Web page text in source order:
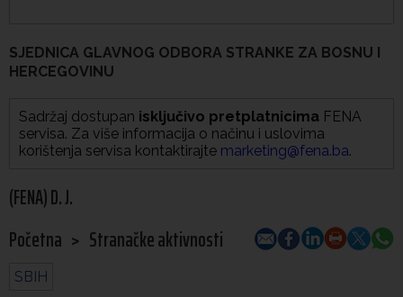
SJEDNICA GLAVNOG ODBORA STRANKE ZA BOSNU I
HERCEGOVINU
Sadržaj dostupan isključivo pretplatnicima FENA
servisa. Za više informacija o načinu i uslovima
korištenja servisa kontaktirajte marketing@fena.ba.
(FENA) D. J.
Početna > Stranačke aktivnosti
SBIH